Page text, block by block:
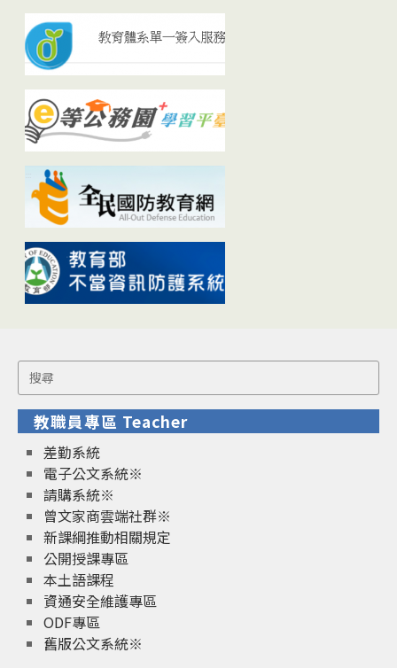
Search
for:
教職員專區 Teacher
差勤系統
電子公文系統※
請購系統※
曾文家商雲端社群※
新課綱推動相關規定
公開授課專區
本土語課程
資通安全維護專區
ODF專區
舊版公文系統※